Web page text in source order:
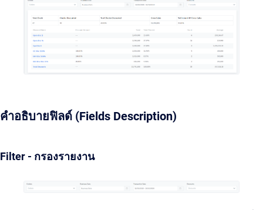
คำอธิบายฟิลด์ (Fields Description)
Filter - กรองรายงาน